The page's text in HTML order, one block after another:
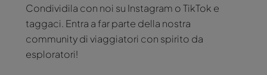
Condividila con noi su Instagram o TikTok e
taggaci. Entra a far parte della nostra
community di viaggiatori con spirito da
esploratori!